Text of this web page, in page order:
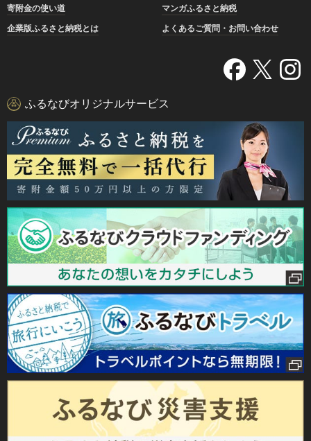
寄附金の使い道
マンガふるさと納税
企業版ふるさと納税とは
よくあるご質問・お問い合わせ
ふるなびオリジナルサービス